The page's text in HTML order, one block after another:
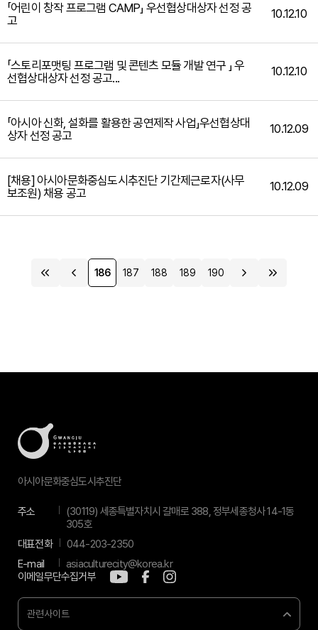
「어린이 창작 프로그램 CAMP」 우선협상대상자 선정 공
고
10.12.10
「스토리포맷팅 프로그램 및 콘텐츠 모듈 개발 연구 」 우
선협상대상자 선정 공고...
10.12.10
「아시아 신화, 설화를 활용한 공연제작 사업」우선협상대
상자 선정 공고
10.12.09
[채용] 아시아문화중심도시추진단 기간제근로자(사무
보조원) 채용 공고
10.12.09
186 187 188 189 190
아시아문화중심도시추진단
주소
(30119) 세종특별자치시 갈매로 388, 정부세종청사 14-1동
305호
대표전화
044-203-2350
E-mail
asiaculturecity@korea.kr
이메일무단수집거부
관련사이트